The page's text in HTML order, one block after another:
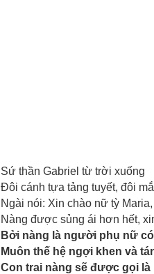
Sứ thần Gabriel từ trời xuống
Đôi cánh tựa tảng tuyết, đôi
Ngài nói: Xin chào nữ tỳ Maria,
Nàng được sủng ái hơn hết,
Bởi nàng là người phụ nữ
Muôn thế hệ ngợi khen và
Con trai nàng sẽ được gọi